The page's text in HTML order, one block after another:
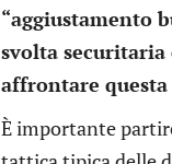
“aggiustamento
svolta securitaria
affrontare
È importante